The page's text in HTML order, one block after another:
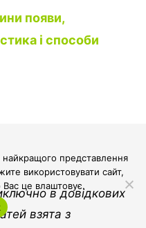
появи,
і способи
в довідкових
взята з
представлення
використовувати сайт,
це влаштовує.